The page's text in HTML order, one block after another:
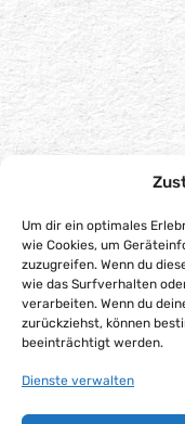
Um dir ein optimales
wie Cookies, um
zuzugreifen. Wenn du
wie das Surfverhalten
verarbeiten. Wenn du
zurückziehst, können
beeinträchtigt werden.
Dienste verwalten
Impressum
Gesellschaftsvertrag